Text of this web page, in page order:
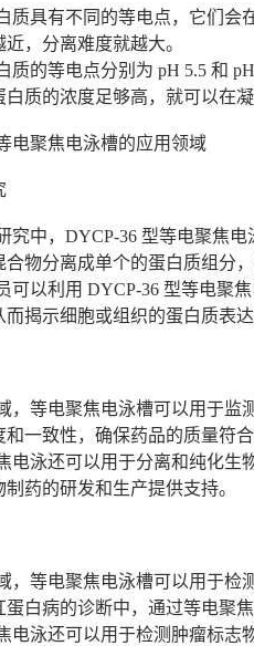
质具有不同的等电点，它们会
，分离难度就越大。
质的等电点分别为 pH 5.5 和
质的浓度足够高，就可以在
电聚焦电泳槽的应用领域
究中，DYCP-36 型等电聚焦
物分离成单个的蛋白质组分
可以利用 DYCP-36 型等电聚
揭示细胞或组织的蛋白质表达
，等电聚焦电泳槽可以用于监
一致性，确保药品的质量符合
电泳还可以用于分离和纯化生
药的研发和生产提供支持。
，等电聚焦电泳槽可以用于检
白病的诊断中，通过等电聚
电泳还可以用于检测肿瘤标志